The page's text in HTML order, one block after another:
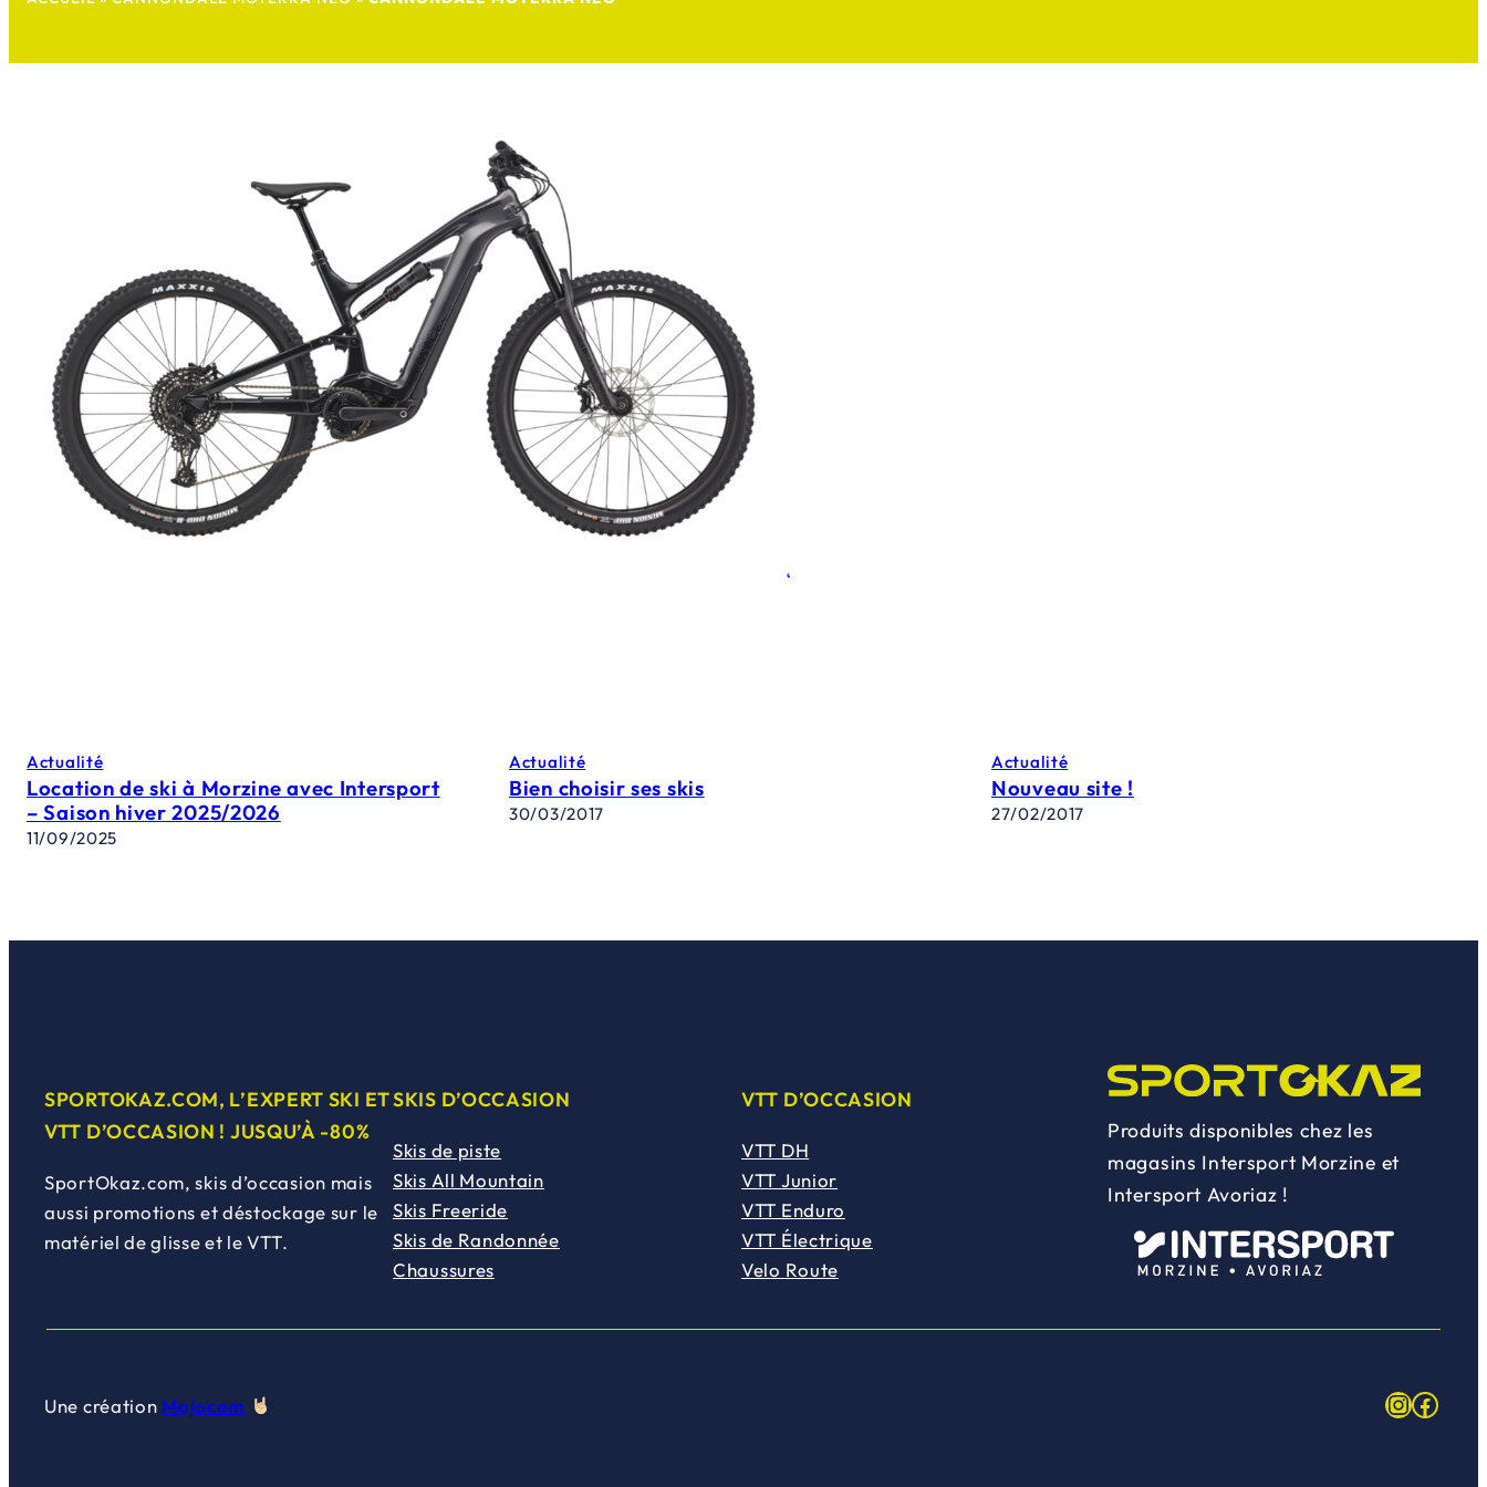
Actualité
Location de ski à Morzine avec Intersport
– Saison hiver 2025/2026
11/09/2025
Actualité
Bien choisir ses skis
30/03/2017
Actualité
Nouveau site !
27/02/2017
SPORTOKAZ.COM, L’EXPERT SKI ET
VTT D’OCCASION ! JUSQU’À -80%
SportOkaz.com, skis d’occasion mais
aussi promotions et déstockage sur le
matériel de glisse et le VTT.
SKIS D’OCCASION
Skis de piste
Skis All Mountain
Skis Freeride
Skis de Randonnée
Chaussures
VTT D’OCCASION
VTT DH
VTT Junior
VTT Enduro
VTT Électrique
Velo Route
Produits disponibles chez les
magasins Intersport Morzine et
Intersport Avoriaz !
Une création Mojocom